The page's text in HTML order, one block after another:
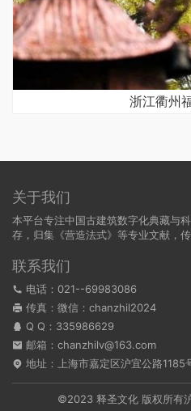
浙江衢州
关于我们
本平台专注中国古建筑数字化典藏与
存，归集《营造法式》等专业文献，
联系我们
电话：021--69983086
传真：微信：chanzhil2024
Q Q： 335986629
邮箱：chanzhilv@163.com
地址：上海市嘉定区沪宜公路1185
©2023 释圣文化 版权所有